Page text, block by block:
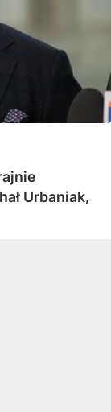
Urbaniak,